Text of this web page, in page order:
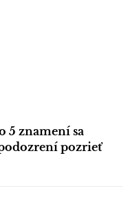
5 znamení sa
pozrieť